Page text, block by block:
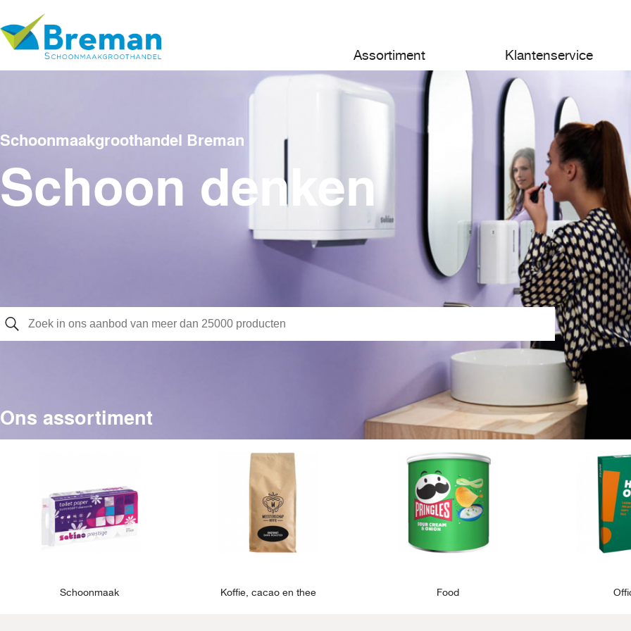
Assortiment Klantenservice
Schoonmaakgroothandel Breman
Schoon denken
Ons assortiment
Schoonmaak Koffie, cacao en thee Food